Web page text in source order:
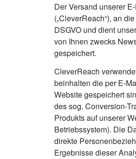
Der Versand unserer
(„CleverReach“), an
DSGVO und dient
von Ihnen zwecks
gespeichert.
CleverReach
beinhalten die per E-
Website gespeichert
des sog. Conversion-
Produkts auf unserer
Betriebssystem). Die
direkte
Ergebnisse dieser